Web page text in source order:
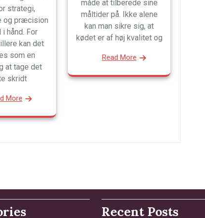
strategi,
og præcision
i hånd. For
kan det
som en
at tage det
skridt
More
måde at tilberede sine
måltider på. Ikke alene
kan man sikre sig, at
kødet er af høj kvalitet og
Read More
Recent Posts